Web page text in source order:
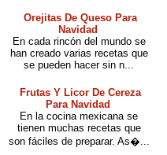
Orejitas De Queso Para
Navidad
En cada rincón del mundo se
han creado varias recetas que
se pueden hacer sin n...
Frutas Y Licor De Cereza
Para Navidad
En la cocina mexicana se
tienen muchas recetas que
son fáciles de preparar. As�...